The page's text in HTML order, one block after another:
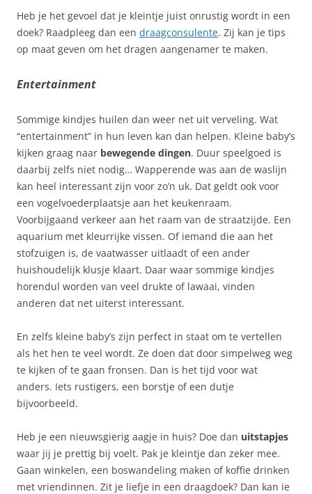
Heb je het gevoel dat je kleintje juist onrustig wordt in een
doek? Raadpleeg dan een draagconsulente. Zij kan je tips
op maat geven om het dragen aangenamer te maken.
Entertainment
Sommige kindjes huilen dan weer net uit verveling. Wat
“entertainment” in hun leven kan dan helpen. Kleine baby’s
kijken graag naar bewegende dingen. Duur speelgoed is
daarbij zelfs niet nodig… Wapperende was aan de waslijn
kan heel interessant zijn voor zo’n uk. Dat geldt ook voor
een vogelvoederplaatsje aan het keukenraam.
Voorbijgaand verkeer aan het raam van de straatzijde. Een
aquarium met kleurrijke vissen. Of iemand die aan het
stofzuigen is, de vaatwasser uitlaadt of een ander
huishoudelijk klusje klaart. Daar waar sommige kindjes
horendul worden van veel drukte of lawaai, vinden
anderen dat net uiterst interessant.
En zelfs kleine baby’s zijn perfect in staat om te vertellen
als het hen te veel wordt. Ze doen dat door simpelweg weg
te kijken of te gaan fronsen. Dan is het tijd voor wat
anders. Iets rustigers, een borstje of een dutje
bijvoorbeeld.
Heb je een nieuwsgierig aagje in huis? Doe dan uitstapjes
waar jij je prettig bij voelt. Pak je kleintje dan zeker mee.
Gaan winkelen, een boswandeling maken of koffie drinken
met vriendinnen. Zit je liefje in een draagdoek? Dan kan ie